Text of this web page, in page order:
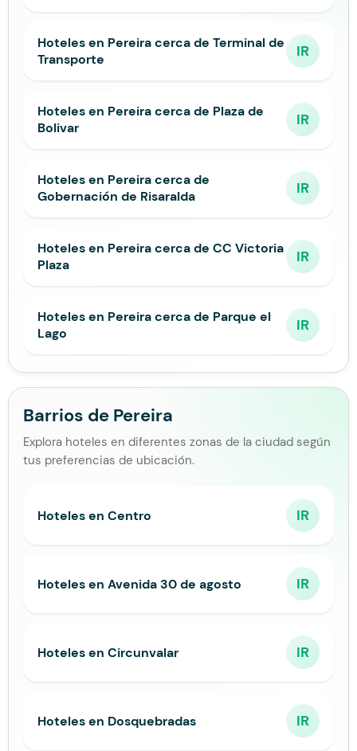
Hoteles en Pereira cerca de Terminal de
Transporte
IR
Hoteles en Pereira cerca de Plaza de
Bolivar
IR
Hoteles en Pereira cerca de
Gobernación de Risaralda
IR
Hoteles en Pereira cerca de CC Victoria
Plaza
IR
Hoteles en Pereira cerca de Parque el
Lago
IR
Barrios de Pereira
Explora hoteles en diferentes zonas de la ciudad según
tus preferencias de ubicación.
Hoteles en Centro IR
Hoteles en Avenida 30 de agosto IR
Hoteles en Circunvalar IR
Hoteles en Dosquebradas IR